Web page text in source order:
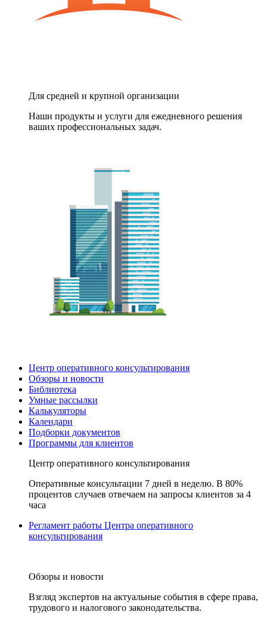
Для средней и крупной организации
Наши продукты и услуги для ежедневного решения
ваших профессиональных задач.
Центр оперативного консультирования
Обзоры и новости
Библиотека
Умные рассылки
Калькуляторы
Календари
Подборки документов
Программы для клиентов
Центр оперативного консультирования
Оперативные консультации 7 дней в неделю. В 80%
процентов случаев отвечаем на запросы клиентов за 4
часа
Регламент работы Центра оперативного
консультирования
Обзоры и новости
Взгляд экспертов на актуальные события в сфере права,
трудового и налогового законодательства.